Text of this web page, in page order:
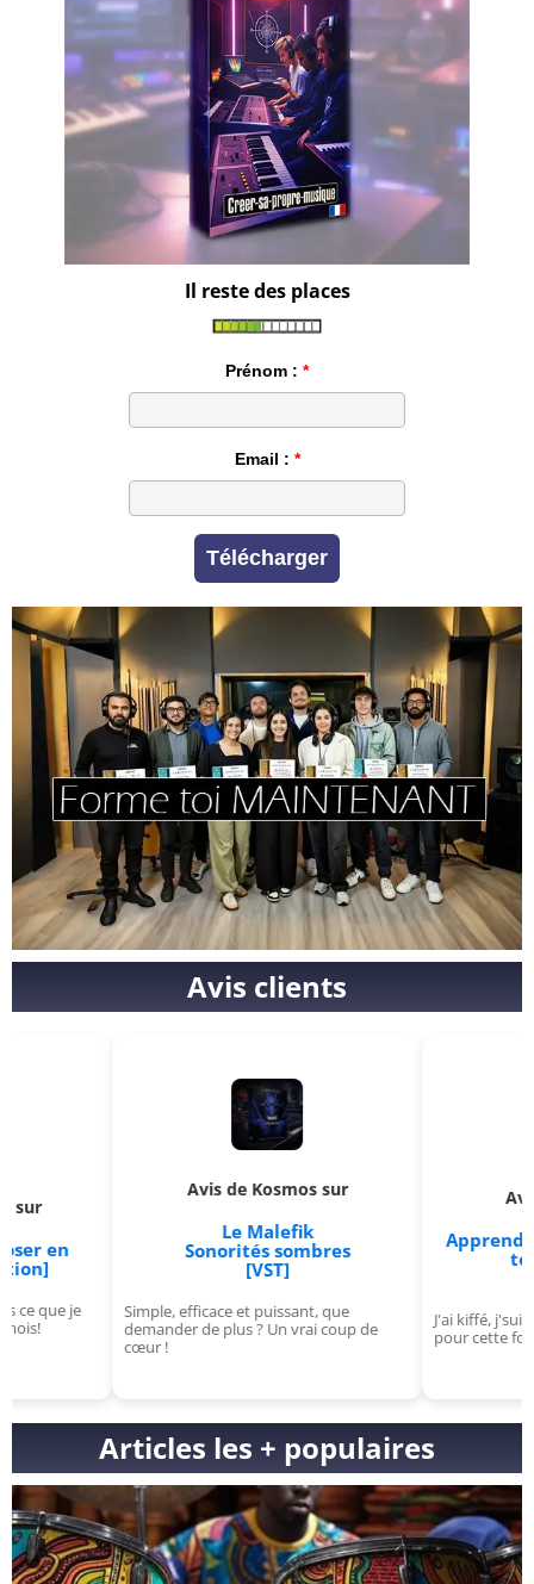
Il reste des places
Prénom :
Email :
Télécharger
Avis clients
Avis de Kosmos sur
Sonorités sombres
Simple, efficace et puissant, que
demander de plus ? Un vrai coup de
Avis de Aldric
Apprends à créer
ton propre
J'ai kiffé, j'suis chaud pour
pour cette formation de
Articles les + populaires